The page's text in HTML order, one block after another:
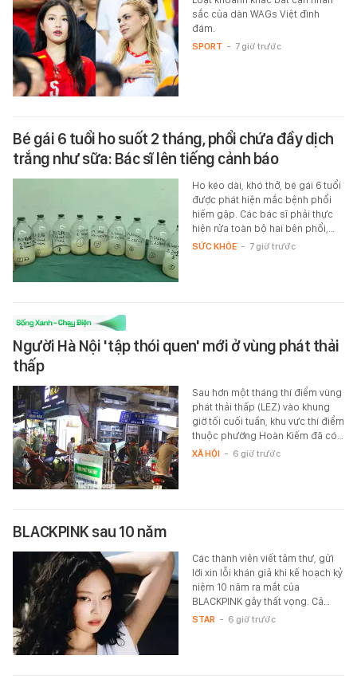
sắc của dàn WAGs Việt đình
đám.
SPORT - 7 giờ trước
Bé gái 6 tuổi ho suốt 2 tháng, phổi chứa đầy dịch
trắng như sữa: Bác sĩ lên tiếng cảnh báo
Ho kéo dài, khó thở, bé gái 6 tuổi
được phát hiện mắc bệnh phổi
hiếm gặp. Các bác sĩ phải thực
hiện rửa toàn bộ hai bên phổi,…
SỨC KHỎE - 7 giờ trước
Người Hà Nội 'tập thói quen' mới ở vùng phát thải
thấp
Sau hơn một tháng thí điểm vùng
phát thải thấp (LEZ) vào khung
giờ tối cuối tuần, khu vực thí điểm
thuộc phường Hoàn Kiếm đã có…
XÃ HỘI - 6 giờ trước
BLACKPINK sau 10 năm
Các thành viên viết tâm thư, gửi
lời xin lỗi khán giả khi kế hoạch kỷ
niệm 10 năm ra mắt của
BLACKPINK gây thất vọng. Cả…
STAR - 6 giờ trước